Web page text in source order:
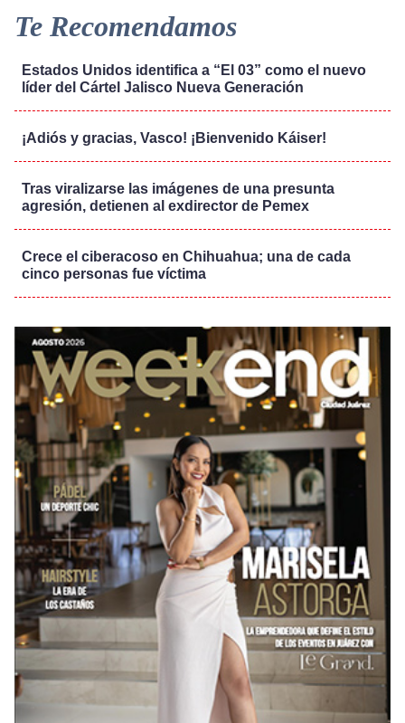
Te Recomendamos
Estados Unidos identifica a “El 03” como el nuevo
líder del Cártel Jalisco Nueva Generación
¡Adiós y gracias, Vasco! ¡Bienvenido Káiser!
Tras viralizarse las imágenes de una presunta
agresión, detienen al exdirector de Pemex
Crece el ciberacoso en Chihuahua; una de cada
cinco personas fue víctima